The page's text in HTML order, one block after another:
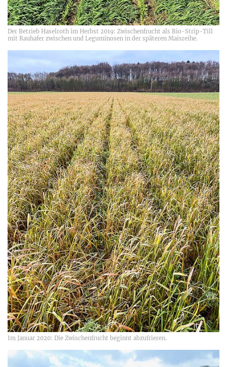
Der Betrieb Haselroth im Herbst 2019: Zwischenfrucht als Bio-Strip-Till
mit Rauhafer zwischen und Leguminosen in der späteren Maisreihe.
Im Januar 2020: Die Zwischenfrucht beginnt abzufrieren.